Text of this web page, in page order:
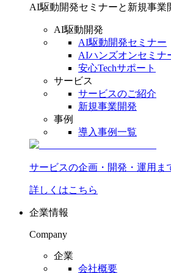
AI駆動開発セミナーと新規事業
AI駆動開発
AI駆動開発セミナー
AIハンズオンセミナ
安心Techサポート
サービス
サービスのご紹介
新規事業開発
事例
導入事例一覧
サービスの企画・開発・運用ま
詳しくはこちら
企業情報
Company
企業
会社概要